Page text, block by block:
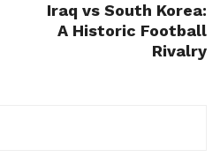
Iraq vs South Korea:
A Historic Football
Rivalry